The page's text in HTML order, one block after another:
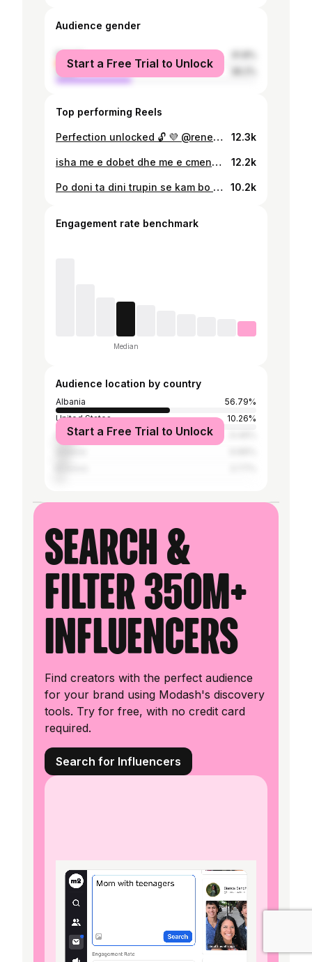
Audience gender
female
male
Start a Free Trial to Unlock
Top performing Reels
Perfection unlocked 🔓 💜 @renee_reffo Makeup & Hairstyle | @violett_salon_ #explore #fyp 12.3k
isha me e dobet dhe me e cmendur 12.2k
Po doni ta dini trupin se kam bo fare photoshop se ky fustani i @hana_official1 ishte ku kuuuuuu breeeee 10.2k
Engagement rate benchmark
Median
Audience location by country
Albania
56.79%
United States
10.26%
ItalyStart a Free Trial to Unlock
Search &
filter 350M+
influencers
Find creators with the perfect audience
for your brand using Modash's discovery
tools. Try for free, with no credit card
required.
Search for Influencers